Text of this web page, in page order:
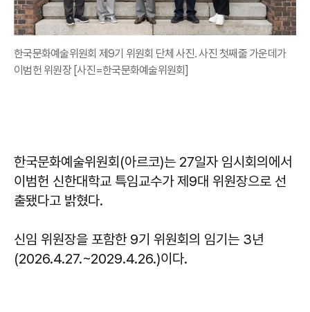
한국문화예술위원회 제9기 위원회 단체 사진. 사진 첫째줄 가운데가
이범헌 위원장 [사진=한국문화예술위원회]
한국문화예술위원회(아르코)는 27일자 임시회의에서
이범헌 신한대학교 특임교수가 제9대 위원장으로 선
출됐다고 밝혔다.
신임 위원장을 포함한 9기 위원회의 임기는 3년
(2026.4.27.~2029.4.26.)이다.